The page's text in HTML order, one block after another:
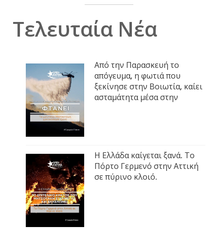
Τελευταία Νέα
Από την Παρασκευή το
απόγευμα, η φωτιά που
ξεκίνησε στην Βοιωτία, καίει
ασταμάτητα μέσα στην
Η Ελλάδα καίγεται ξανά. Το
Πόρτο Γερμενό στην Αττική
σε πύρινο κλοιό.